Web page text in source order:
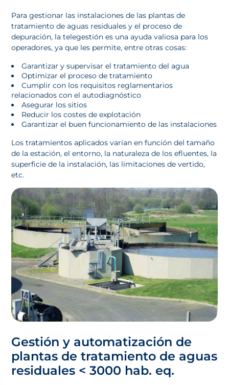
Para gestionar las instalaciones de las plantas de
tratamiento de aguas residuales y el proceso de
depuración, la telegestión es una ayuda valiosa para los
operadores, ya que les permite, entre otras cosas:
Garantizar y supervisar el tratamiento del agua
Optimizar el proceso de tratamiento
Cumplir con los requisitos reglamentarios
relacionados con el autodiagnóstico
Asegurar los sitios
Reducir los costes de explotación
Garantizar el buen funcionamiento de las instalaciones
Los tratamientos aplicados varían en función del tamaño
de la estación, el entorno, la naturaleza de los efluentes, la
superficie de la instalación, las limitaciones de vertido,
etc.
Gestión y automatización de
plantas de tratamiento de aguas
residuales < 3000 hab. eq.